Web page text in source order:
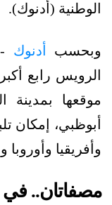
الوطنية (أدنوك).
وبحسب أدنوك
الرويس رابع
موقعها
أبوظبي، إمكان
وأفريقيا
مصفاتان..